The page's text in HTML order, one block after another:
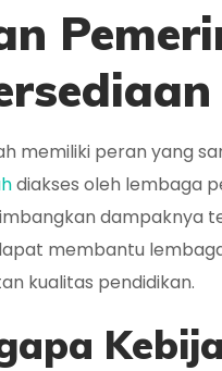
memiliki peran yang
diakses oleh lembaga
dampaknya
membantu
kualitas pendidikan.